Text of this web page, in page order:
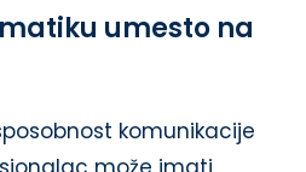
umesto na
komunikacije